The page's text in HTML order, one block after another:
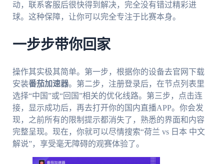
动，联系客服后很快得到解决，完全没有错过精彩进
球。这种保障，让你可以完全专注于比赛本身。
一步步带你回家
操作其实极其简单。第一步，根据你的设备去官网下载
安装番茄加速器。第二步，注册登录后，在节点列表里
选择“中国”或“回国”相关的优化线路。第三步，点击连
接，显示成功后，再去打开你的国内直播APP。你会发
现，之前所有的限制提示都消失了，熟悉的界面和内容
完整呈现。现在，你就可以尽情搜索“荷兰 vs 日本 中文
解说”，享受毫无障碍的观赛体验了。